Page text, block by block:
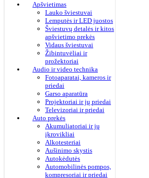
Apšvietimas
Lauko šviestuvai
Lemputės ir LED juostos
Šviestuvų detalės ir kitos
apšvietimo prekės
Vidaus šviestuvai
Žibintuvėliai ir
prožektoriai
Audio ir video technika
Fotoaparatai, kameros ir
priedai
Garso aparatūra
Projektoriai ir jų priedai
Televizoriai ir priedai
Auto prekės
Akumuliatoriai ir jų
įkrovikliai
Alkotesteriai
Aušinimo skystis
Autokėdutės
Automobilinės pompos,
kompresoriai ir priedai